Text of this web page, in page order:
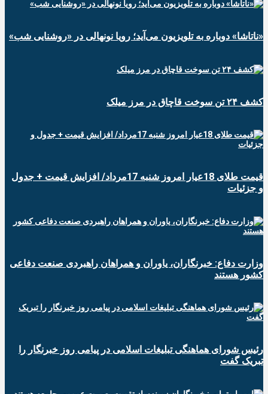
«ناتاشا» دوباره به تلویزیون می‌آید؛ رویا نونهالی در «روشنایی شب»
کشف ۲۴ تن سوخت قاچاق در مرز میلک
قیمت طلای 18عیار امروز شنبه 17مرداد/ افزایش قیمت + جدول
و جزئیات
وزارت دفاع: خبرنگاران، یاوران و همراهان راهبردی صنعت دفاعی
کشور هستند
رئیس شورای هماهنگی تبلیغات اسلامی در پیامی روز خبرنگار را
تبریک گفت